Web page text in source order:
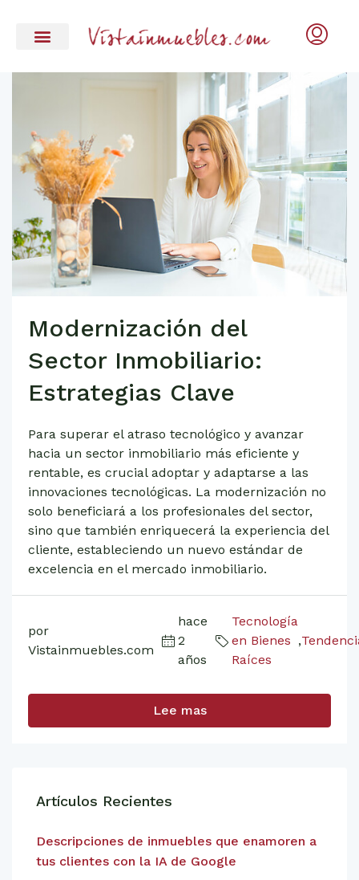
Modernización del
Sector Inmobiliario:
Estrategias Clave
Para superar el atraso tecnológico y avanzar
hacia un sector inmobiliario más eficiente y
rentable, es crucial adoptar y adaptarse a las
innovaciones tecnológicas. La modernización no
solo beneficiará a los profesionales del sector,
sino que también enriquecerá la experiencia del
cliente, estableciendo un nuevo estándar de
excelencia en el mercado inmobiliario.
por
Vistainmuebles.com
hace
2
años
Tecnología
en Bienes
Raíces
,
Lee mas
Artículos Recientes
Descripciones de inmuebles que enamoren a
tus clientes con la IA de Google